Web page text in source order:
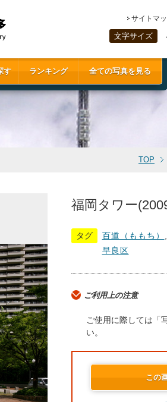
サイトマ
文字サイズ
す ランキング 全ての写真を見る
TOP
福岡タワー
タグ 百道（ももち）
早良区
ご利用上の注意
ご使用に際しては「
い。
この